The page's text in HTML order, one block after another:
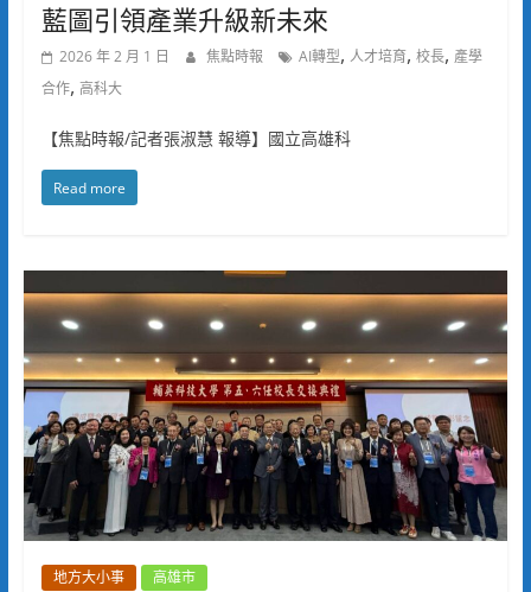
藍圖引領產業升級新未來
2026 年 2 月 1 日 焦點時報 AI轉型, 人才培育, 校長, 產學
合作, 高科大
【焦點時報/記者張淑慧 報導】國立高雄科
Read more
地方大小事 高雄市